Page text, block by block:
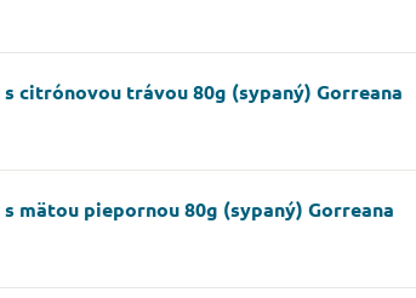
citrónovou trávou 80g (sypaný) Gorreana
mätou piepornou 80g (sypaný) Gorreana